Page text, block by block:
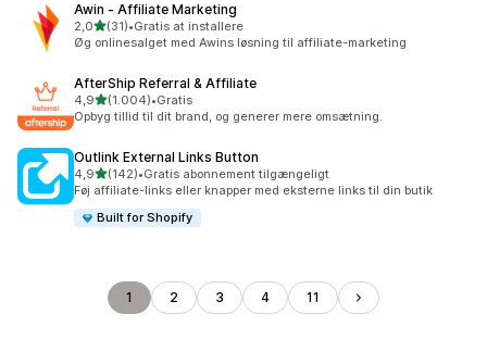
Awin ‑ Affiliate Marketing
2,0ud af 5 stjerner
(31)
31 anmeldelser i alt
•Gratis at installere
Øg onlinesalget med Awins løsning til affiliate-marketing
AfterShip Referral & Affiliate
4,9ud af 5 stjerner
(1.004)
1004 anmeldelser i alt
•Gratis
Opbyg tillid til dit brand, og generer mere omsætning.
Outlink External Links Button
4,9ud af 5 stjerner
(142)
142 anmeldelser i alt
•Gratis abonnement tilgængeligt
Føj affiliate-links eller knapper med eksterne links til din butik
Built for Shopify
1 2 3 4 11